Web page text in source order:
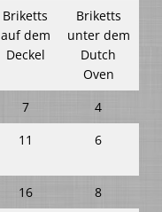
Briketts
auf dem
Deckel
Briketts
unter dem
Dutch
Oven
7
4
11 6
16
8